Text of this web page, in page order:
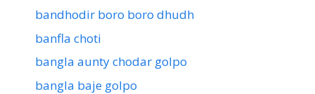
bandhodir boro boro dhudh
banfla choti
bangla aunty chodar golpo
bangla baje golpo